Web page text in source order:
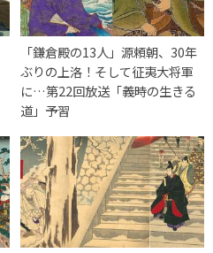
「鎌倉殿の13人」源頼朝、30年
ぶりの上洛！そして征夷大将軍
に…第22回放送「義時の生きる
道」予習